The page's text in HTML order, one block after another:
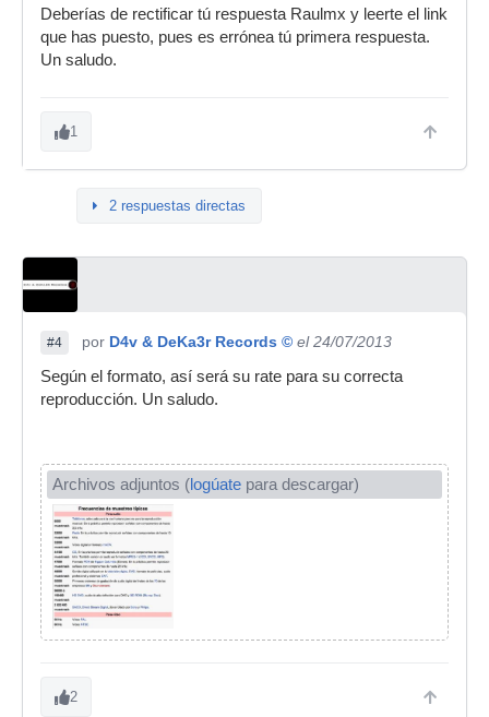
Deberías de rectificar tú respuesta Raulmx y leerte el link
que has puesto, pues es errónea tú primera respuesta.
Un saludo.
1
2 respuestas directas
#4 por D4v & DeKa3r Records © el 24/07/2013
Según el formato, así será su rate para su correcta
reproducción. Un saludo.
Archivos adjuntos (logúate para descargar)
2